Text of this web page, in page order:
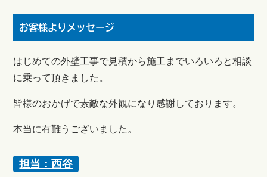
お客様よりメッセージ
はじめての外壁工事で見積から施工までいろいろと相談
に乗って頂きました。
皆様のおかげで素敵な外観になり感謝しております。
本当に有難うございました。
担当：西谷